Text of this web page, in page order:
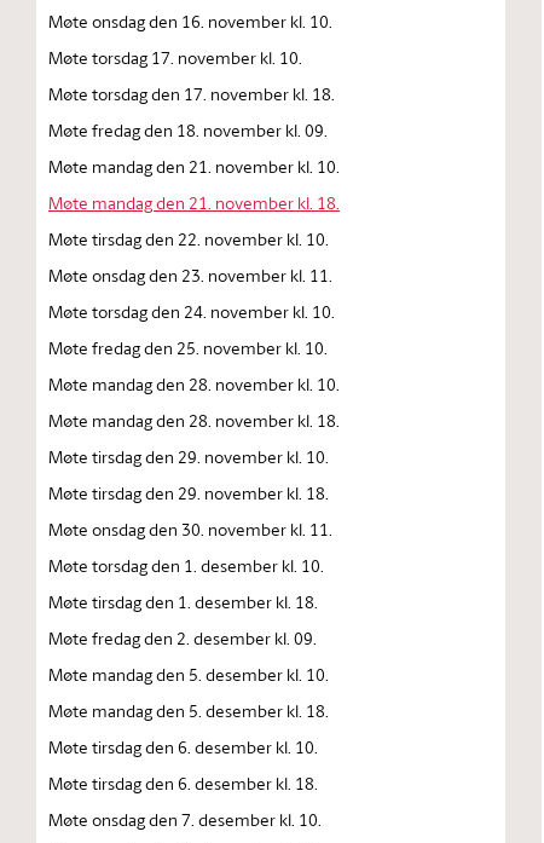
Møte onsdag den 16. november kl. 10.
Møte torsdag 17. november kl. 10.
Møte torsdag den 17. november kl. 18.
Møte fredag den 18. november kl. 09.
Møte mandag den 21. november kl. 10.
Møte mandag den 21. november kl. 18.
Møte tirsdag den 22. november kl. 10.
Møte onsdag den 23. november kl. 11.
Møte torsdag den 24. november kl. 10.
Møte fredag den 25. november kl. 10.
Møte mandag den 28. november kl. 10.
Møte mandag den 28. november kl. 18.
Møte tirsdag den 29. november kl. 10.
Møte tirsdag den 29. november kl. 18.
Møte onsdag den 30. november kl. 11.
Møte torsdag den 1. desember kl. 10.
Møte tirsdag den 1. desember kl. 18.
Møte fredag den 2. desember kl. 09.
Møte mandag den 5. desember kl. 10.
Møte mandag den 5. desember kl. 18.
Møte tirsdag den 6. desember kl. 10.
Møte tirsdag den 6. desember kl. 18.
Møte onsdag den 7. desember kl. 10.